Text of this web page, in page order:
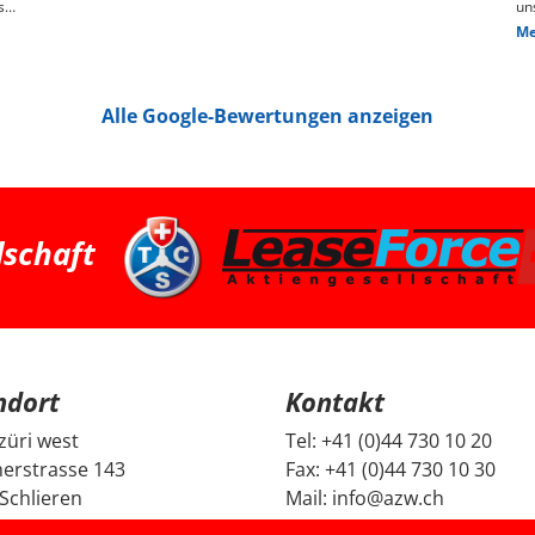
Alle Google-Bewertungen anzeigen
west
143
Kontakt
Tel: +41 (0)44 730 10 20
Fax: +41 (0)44 730 10 30
Mail: info@azw.ch